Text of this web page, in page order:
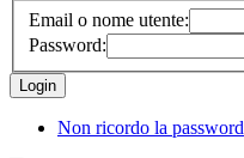
Email o nome utente:
Password:
Non ricordo la password